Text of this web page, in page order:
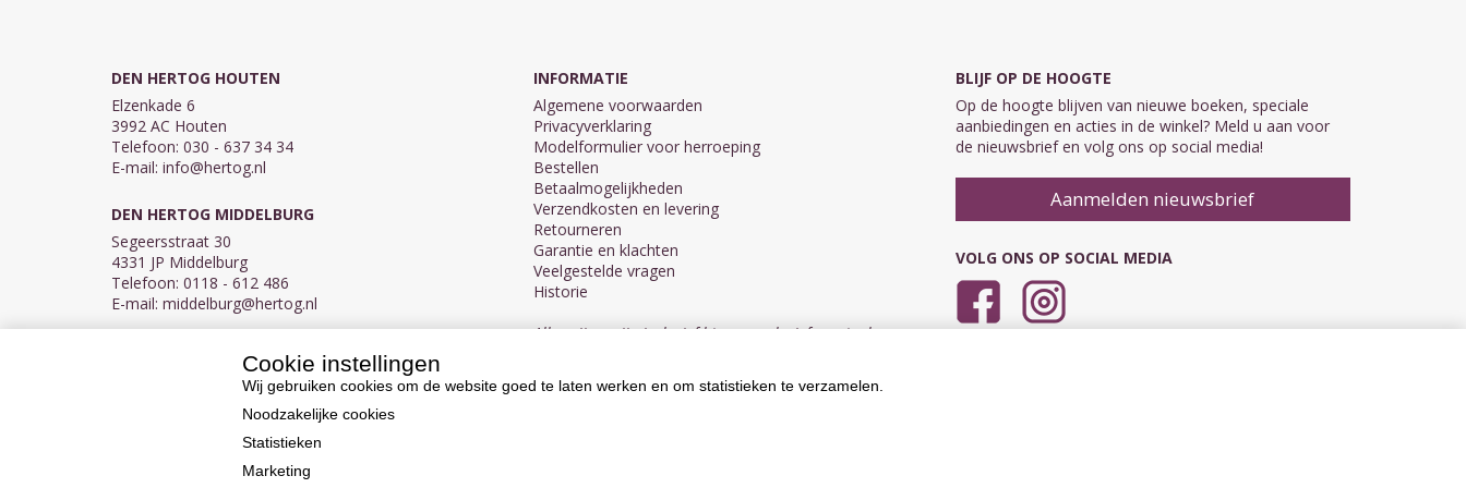
DEN HERTOG HOUTEN
Elzenkade 6
3992 AC Houten
Telefoon: 030 - 637 34 34
E-mail: info@hertog.nl
DEN HERTOG MIDDELBURG
Segeersstraat 30
4331 JP Middelburg
Telefoon: 0118 - 612 486
E-mail: middelburg@hertog.nl
BTW NL007450242B03
INFORMATIE
Algemene voorwaarden
Privacyverklaring
Modelformulier voor herroeping
Bestellen
Betaalmogelijkheden
Verzendkosten en levering
Retourneren
Garantie en klachten
Veelgestelde vragen
Historie
Alle prijzen zijn inclusief btw en exclusief eventuele
BLIJF OP DE HOOGTE
Op de hoogte blijven van nieuwe boeken, speciale
aanbiedingen en acties in de winkel? Meld u aan voor
de nieuwsbrief en volg ons op social media!
Aanmelden nieuwsbrief
VOLG ONS OP SOCIAL MEDIA
Cookie instellingen
Wij gebruiken cookies om de website goed te laten werken en om statistieken te verzamelen.
Noodzakelijke cookies
Statistieken
Marketing